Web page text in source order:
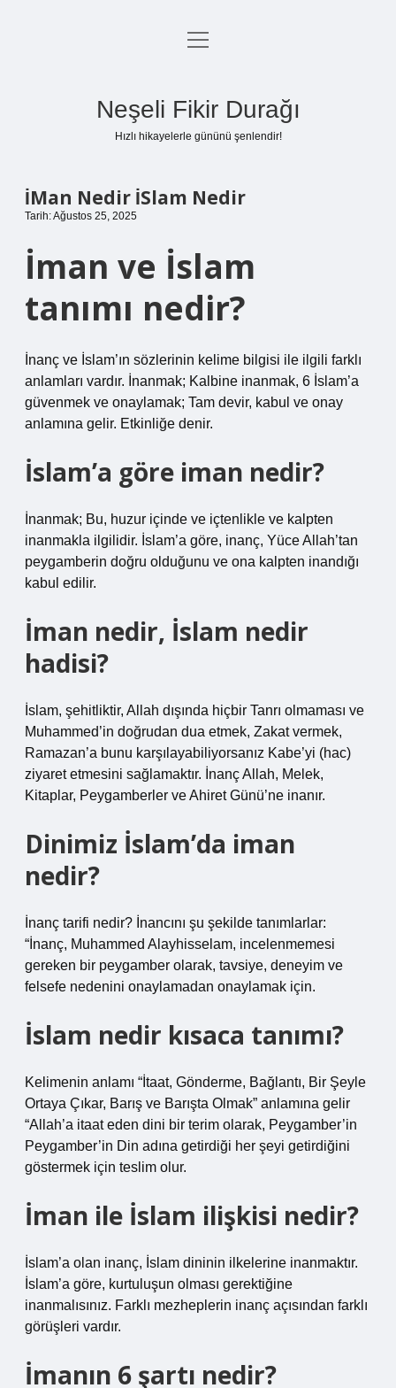
Anasayfa
menüyü
Neşeli Fikir Durağı
Hızlı hikayelerle gününü şenlendir!
İMan Nedir İSlam Nedir
Tarih: Ağustos 25, 2025
İman ve İslam
tanımı nedir?
İnanç ve İslam’ın sözlerinin kelime bilgisi ile ilgili farklı
anlamları vardır. İnanmak; Kalbine inanmak, 6 İslam’a
güvenmek ve onaylamak; Tam devir, kabul ve onay
anlamına gelir. Etkinliğe denir.
İslam’a göre iman nedir?
İnanmak; Bu, huzur içinde ve içtenlikle ve kalpten
inanmakla ilgilidir. İslam’a göre, inanç, Yüce Allah’tan
peygamberin doğru olduğunu ve ona kalpten inandığı
kabul edilir.
İman nedir, İslam nedir
hadisi?
İslam, şehitliktir, Allah dışında hiçbir Tanrı olmaması ve
Muhammed’in doğrudan dua etmek, Zakat vermek,
Ramazan’a bunu karşılayabiliyorsanız Kabe’yi (hac)
ziyaret etmesini sağlamaktır. İnanç Allah, Melek,
Kitaplar, Peygamberler ve Ahiret Günü’ne inanır.
Dinimiz İslam’da iman
nedir?
İnanç tarifi nedir? İnancını şu şekilde tanımlarlar:
“İnanç, Muhammed Alayhisselam, incelenmemesi
gereken bir peygamber olarak, tavsiye, deneyim ve
felsefe nedenini onaylamadan onaylamak için.
İslam nedir kısaca tanımı?
Kelimenin anlamı “İtaat, Gönderme, Bağlantı, Bir Şeyle
Ortaya Çıkar, Barış ve Barışta Olmak” anlamına gelir
“Allah’a itaat eden dini bir terim olarak, Peygamber’in
Peygamber’in Din adına getirdiği her şeyi getirdiğini
göstermek için teslim olur.
İman ile İslam ilişkisi nedir?
İslam’a olan inanç, İslam dininin ilkelerine inanmaktır.
İslam’a göre, kurtuluşun olması gerektiğine
inanmalısınız. Farklı mezheplerin inanç açısından farklı
görüşleri vardır.
İmanın 6 şartı nedir?